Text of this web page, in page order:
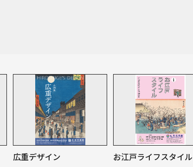
広重デザイン
お江戸ライフスタイル